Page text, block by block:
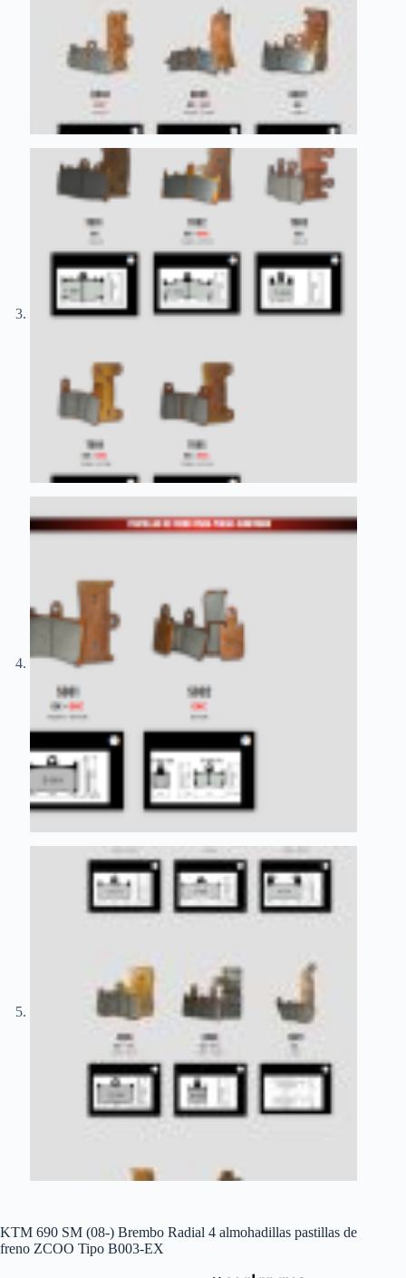
KTM 690 SM (08-) Brembo Radial 4 almohadillas pastillas de
freno ZCOO Tipo B003-EX